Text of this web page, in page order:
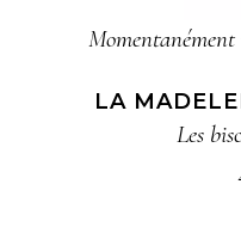
LA
Les